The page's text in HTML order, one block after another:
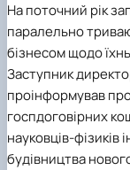
На поточний рік
паралельно
бізнесом щодо
Заступник
проінформував
госпдоговірних
науковців-
будівництва